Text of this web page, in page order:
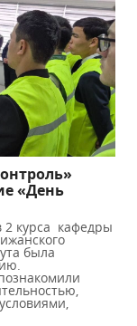
«День
2 курса кафедры
была